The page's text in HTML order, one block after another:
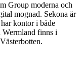
Group moderna och
mognad. Sekona är
kontor i både
finns i